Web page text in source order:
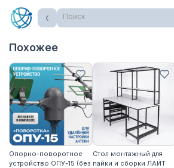
Поиск
Похожее
Опорно-поворотное
устройство ОПУ-15 (без
Стол монтажный для
пайки и сборки ЛАЙТ